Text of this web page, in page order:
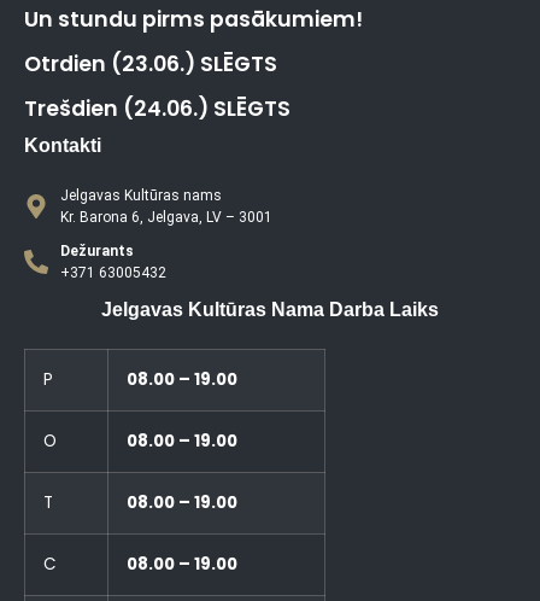
Un stundu pirms pasākumiem!
Otrdien (23.06.) SLĒGTS
Trešdien (24.06.) SLĒGTS
Kontakti
Jelgavas Kultūras nams
Kr. Barona 6, Jelgava, LV – 3001
Dežurants
+371 63005432
Jelgavas Kultūras Nama Darba Laiks
P 08.00 – 19.00
O 08.00 – 19.00
T 08.00 – 19.00
C 08.00 – 19.00